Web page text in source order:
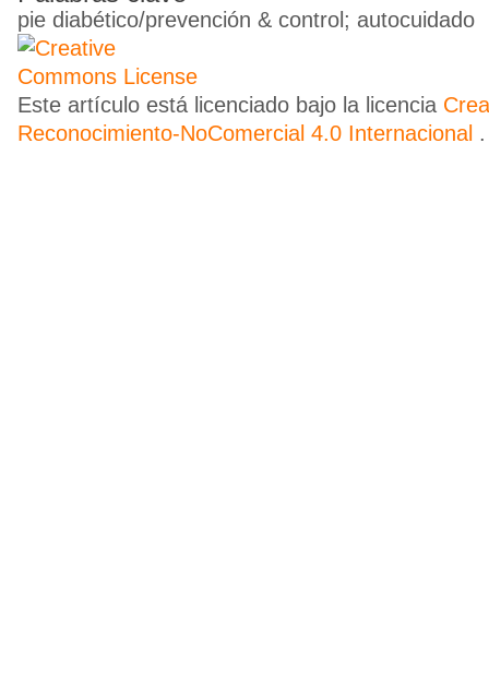
pie diabético/prevención & control; autocuidado
Este artículo está licenciado bajo la licencia
Reconocimiento-NoComercial 4.0 Internacional .